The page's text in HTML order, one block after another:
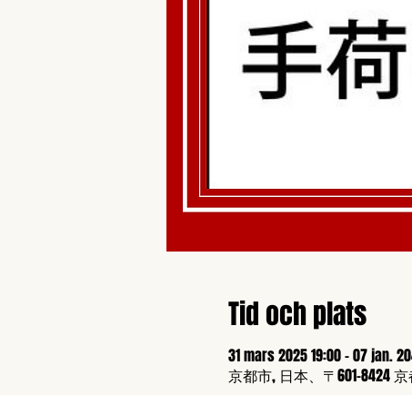
Tid och plats
31 mars 2025 19:00 – 07 jan.
京都市, 日本、〒601-8424